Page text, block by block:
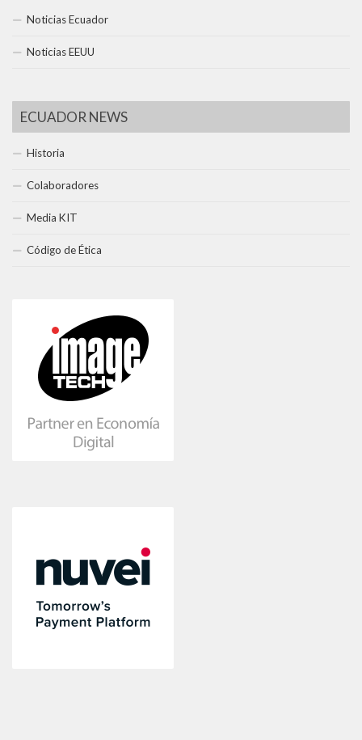
Noticias Ecuador
Noticias EEUU
ECUADOR NEWS
Historia
Colaboradores
Media KIT
Código de Ética